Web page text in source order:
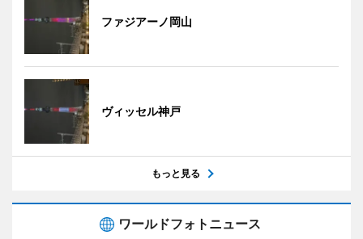
ファジアーノ岡山
ヴィッセル神戸
もっと見る
ワールドフォトニュース